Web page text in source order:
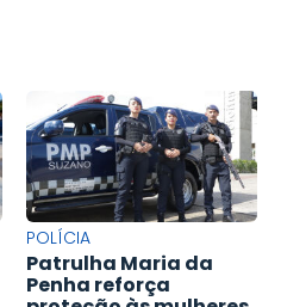
POLÍCIA
Patrulha Maria da
Penha reforça